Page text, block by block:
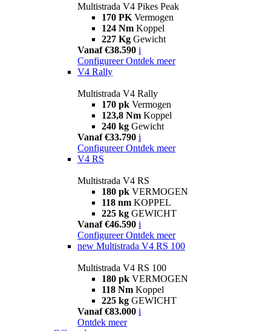
Multistrada V4 Pikes Peak
170 PK Vermogen
124 Nm Koppel
227 Kg Gewicht
Vanaf €38.590 i
Configureer Ontdek meer
V4 Rally
Multistrada V4 Rally
170 pk Vermogen
123,8 Nm Koppel
240 kg Gewicht
Vanaf €33.790 i
Configureer Ontdek meer
V4 RS
Multistrada V4 RS
180 pk VERMOGEN
118 nm KOPPEL
225 kg GEWICHT
Vanaf €46.590 i
Configureer Ontdek meer
new Multistrada V4 RS 100
Multistrada V4 RS 100
180 pk VERMOGEN
118 Nm Koppel
225 kg GEWICHT
Vanaf €83.000 i
Ontdek meer